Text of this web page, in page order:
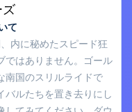
ズ
て
、内に秘めたスピード狂
ではありません。ゴール
南国のスリルライドで
バルたちを置き去りにし